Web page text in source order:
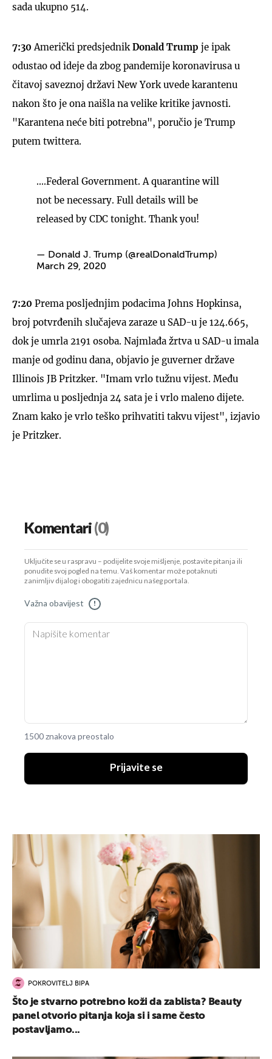
sada ukupno 514.
7:30 Američki predsjednik Donald Trump je ipak
odustao od ideje da zbog pandemije koronavirusa u
čitavoj saveznoj državi New York uvede karantenu
nakon što je ona naišla na velike kritike javnosti.
"Karantena neće biti potrebna", poručio je Trump
putem twittera.
....Federal Government. A quarantine will
not be necessary. Full details will be
released by CDC tonight. Thank you!
— Donald J. Trump (@realDonaldTrump)
March 29, 2020
7:20 Prema posljednjim podacima Johns Hopkinsa,
broj potvrđenih slučajeva zaraze u SAD-u je 124.665,
dok je umrla 2191 osoba. Najmlađa žrtva u SAD-u imala
manje od godinu dana, objavio je guverner države
Illinois JB Pritzker. "Imam vrlo tužnu vijest. Među
umrlima u posljednja 24 sata je i vrlo maleno dijete.
Znam kako je vrlo teško prihvatiti takvu vijest", izjavio
je Pritzker.
Komentari(0)
Uključite se u raspravu – podijelite svoje mišljenje, postavite pitanja ili
ponudite svoj pogled na temu. Vaš komentar može potaknuti
zanimljiv dijalog i obogatiti zajednicu našeg portala.
Važna obavijest !
1500 znakova preostalo
Prijavite se
POKROVITELJ BIPA
Što je stvarno potrebno koži da zablista? Beauty
panel otvorio pitanja koja si i same često
postavljamo...